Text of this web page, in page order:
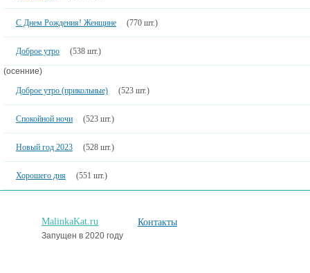
С Днем Рождения! Женщине (770 шт.)
Доброе утро (538 шт.)
(осенние)
Доброе утро (прикольные)
(523 шт.)
Спокойной ночи (523 шт.)
Новый год 2023 (528 шт.)
Хорошего дня (551 шт.)
MalinkaKat.ru
Запущен в 2020 году
Контакты